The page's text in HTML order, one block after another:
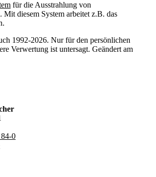
für die Ausstrahlung von
Mit diesem System arbeitet z.B. das
1992-2026. Nur für den persönlichen
Verwertung ist untersagt. Geändert am
0